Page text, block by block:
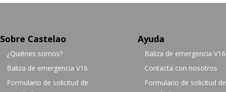
Sobre Castelao
¿Quiénes somos?
Baliza de emergencia V16
Formulario de solicitud de
Ayuda
Baliza de emergencia V16
Contacta con nosotros
Formulario de solicitud de